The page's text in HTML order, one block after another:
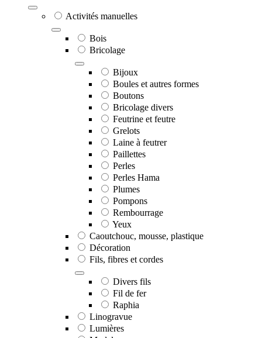
Activités manuelles
Bois
Bricolage
Bijoux
Boules et autres formes
Boutons
Bricolage divers
Feutrine et feutre
Grelots
Laine à feutrer
Paillettes
Perles
Perles Hama
Plumes
Pompons
Rembourrage
Yeux
Caoutchouc, mousse, plastique
Décoration
Fils, fibres et cordes
Divers fils
Fil de fer
Raphia
Linogravue
Lumières